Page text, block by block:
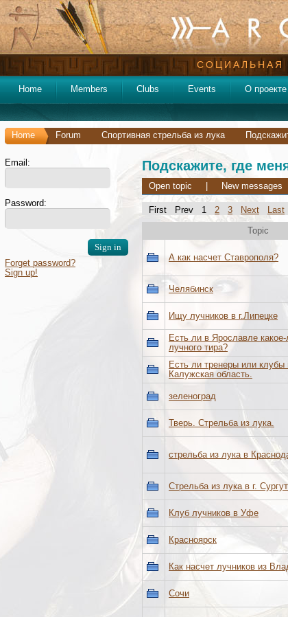
СОЦИАЛЬНАЯ
Home Members Clubs Events О проекте
Home Forum Спортивная стрельба из лука
Email:
Password:
Forget password?
Sign up!
Подскажите, где
Open topic New messages
First Prev 1 2 3 Next
Last
Topic
А как насчет Ставрополя?
Челябинск
Ищу лучников в г.Липецке
Есть ли в Ярославле
лучного тира?
Есть ли тренеры или клубы
Калужская область.
зеленоград
Тверь. Стрельба из лука.
стрельба из лука в
Стрельба из лука в г.
Клуб лучников в Уфе
Красноярск
Как насчет лучников из
Сочи